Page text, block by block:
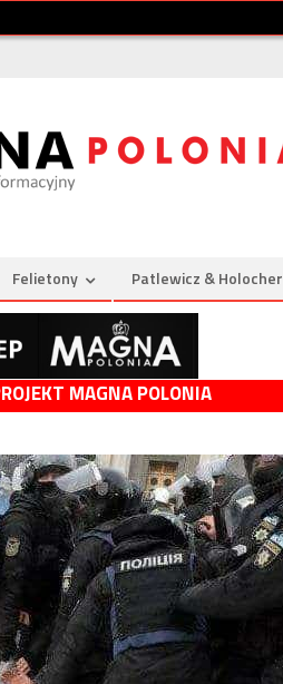
Felietony Patlewicz & Holocher
MAGNA POLONIA